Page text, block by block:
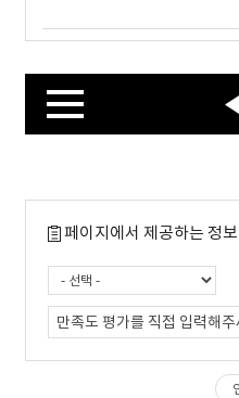
페이지에서 제공하는 정